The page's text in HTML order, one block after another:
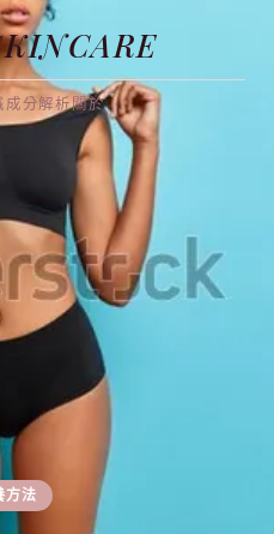
成分解析關於
方法